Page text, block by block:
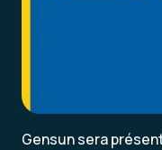
Gensun sera